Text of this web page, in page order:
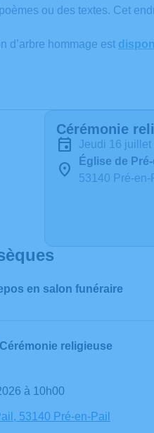
ou des textes. Cet
d’arbre hommage est
Cérémonie
jeudi 16
Église de Pré-
53140 Pré-en-
en salon funéraire
Cérémonie religieuse
à 10h00
53140 Pré-en-Pail